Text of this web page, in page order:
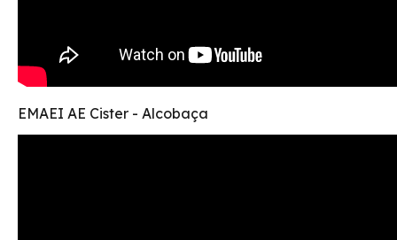
EMAEI AE Cister - Alcobaça